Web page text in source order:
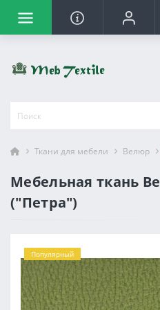
Ткани для мебели Велюр
Мебельная ткань
("Петра")
Популярный